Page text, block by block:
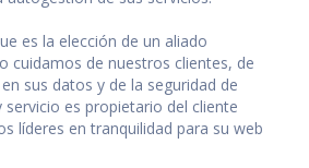
es la elección de un aliado
cuidamos de nuestros clientes, de
sus datos y de la seguridad de
servicio es propietario del cliente
líderes en tranquilidad para su web